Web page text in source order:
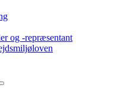
og -repræsentant